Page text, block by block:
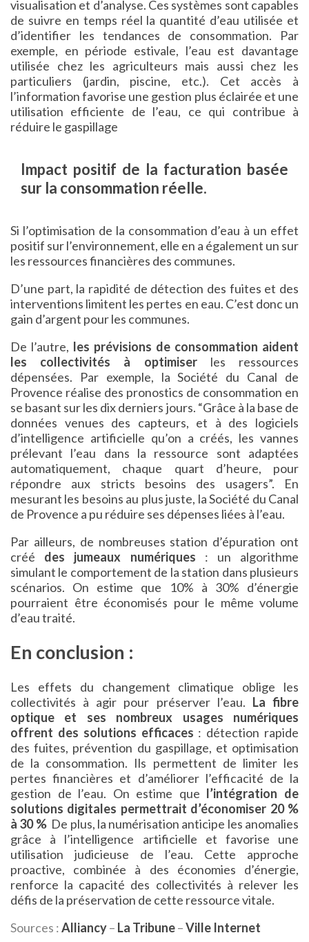
visualisation et d’analyse. Ces systèmes sont capables
de suivre en temps réel la quantité d’eau utilisée et
d’identifier les tendances de consommation. Par
exemple, en période estivale, l’eau est davantage
utilisée chez les agriculteurs mais aussi chez les
particuliers (jardin, piscine, etc.). Cet accès à
l’information favorise une gestion plus éclairée et une
utilisation efficiente de l’eau, ce qui contribue à
réduire le gaspillage
Impact positif de la facturation basée
sur la consommation réelle.
Si l’optimisation de la consommation d’eau à un effet
positif sur l’environnement, elle en a également un sur
les ressources financières des communes.
D’une part, la rapidité de détection des fuites et des
interventions limitent les pertes en eau. C’est donc un
gain d’argent pour les communes.
De l’autre, les prévisions de consommation aident
les collectivités à optimiserles ressources
dépensées. Par exemple, la Société du Canal de
Provence réalise des pronostics de consommation en
se basant sur les dix derniers jours. “Grâce à la base de
données venues des capteurs, et à des logiciels
d’intelligence artificielle qu’on a créés, les vannes
prélevant l’eau dans la ressource sont adaptées
automatiquement, chaque quart d’heure, pour
répondre aux stricts besoins des usagers”. En
mesurant les besoins au plus juste, la Société du Canal
de Provence a pu réduire ses dépenses liées à l’eau.
Par ailleurs, de nombreuses station d’épuration ont
créé des jumeaux numériques : un algorithme
simulant le comportement de la station dans plusieurs
scénarios. On estime que 10% à 30% d’énergie
pourraient être économisés pour le même volume
d’eau traité.
En conclusion :
Les effets du changement climatique oblige les
collectivités à agir pour préserver l’eau. La fibre
optique et ses nombreux usages numériques
offrent des solutions efficaces : détection rapide
des fuites, prévention du gaspillage, et optimisation
de la consommation. Ils permettent de limiter les
pertes financières et d’améliorer l’efficacité de la
gestion de l’eau. On estime que l’intégration de
solutions digitales permettrait d’économiser 20 %
à 30 %De plus, la numérisation anticipe les anomalies
grâce à l’intelligence artificielle et favorise une
utilisation judicieuse de l’eau. Cette approche
proactive, combinée à des économies d’énergie,
renforce la capacité des collectivités à relever les
défis de la préservation de cette ressource vitale.
Sources :Alliancy– La Tribune–Ville Internet